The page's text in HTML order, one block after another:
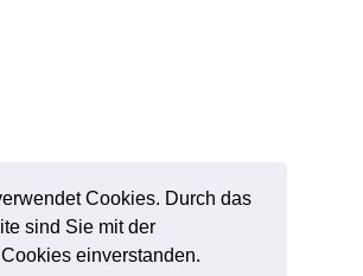
Cookies. Durch das
sind Sie mit der
einverstanden.